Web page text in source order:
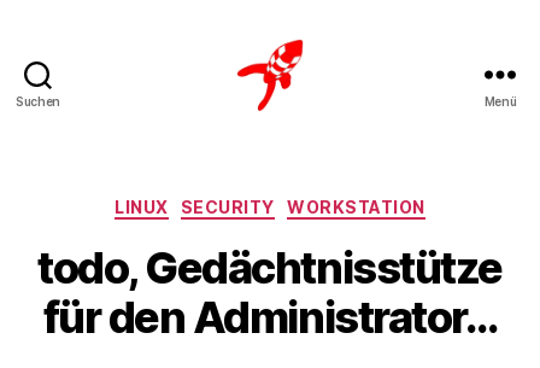
Suchen Menü
Kategorien
LINUX SECURITY WORKSTATION
todo, Gedächtnisstütze
für den Administrator…